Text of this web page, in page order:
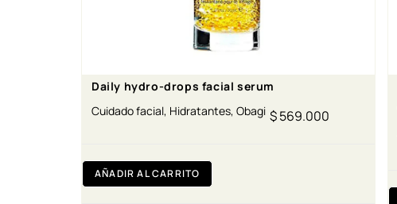
Daily hydro-drops facial serum
Cuidado facial, Hidratantes, Obagi $569.000
AÑADIR AL CARRITO